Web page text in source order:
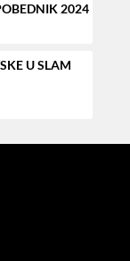
2024
U SLAM